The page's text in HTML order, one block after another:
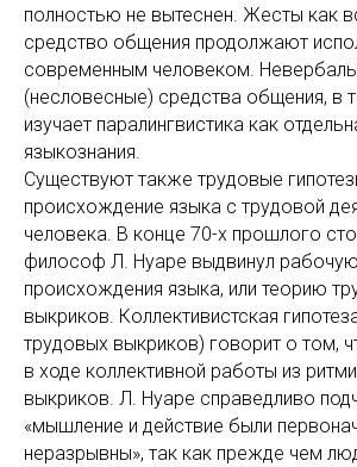
полностью не вытеснен. Жесты как
средство общения продолжают
современным человеком.
(несловесные) средства общения, в
изучает паралингвистика как
языкознания.
Существуют также трудовые
происхождение языка с трудовой
человека. В конце 70-х прошлого
философ Л. Нуаре выдвинул
происхождения языка, или теорию
выкриков. Коллективистская
трудовых выкриков) говорит о том,
в ходе коллективной работы из
выкриков. Л. Нуаре справедливо
«мышление и действие были
неразрывны», так как прежде чем